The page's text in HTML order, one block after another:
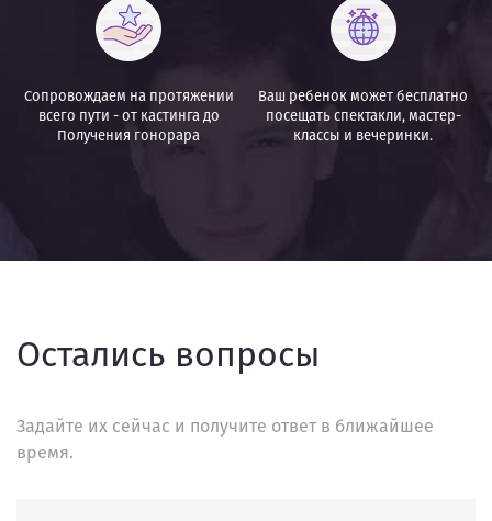
Сопровождаем на протяжении
всего пути - от кастинга до
Получения гонорара
Ваш ребенок может бесплатно
посещать спектакли,мастер-
классы и вечеринки.
Остались вопросы
Задайте их сейчас и получите ответ в ближайшее
время.